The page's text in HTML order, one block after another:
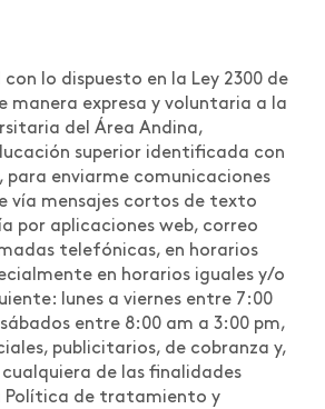
lo dispuesto en la Ley 2300 de
manera expresa y voluntaria a la
del Área Andina,
superior identificada con
para enviarme comunicaciones
vía mensajes cortos de texto
por aplicaciones web, correo
telefónicas, en horarios
en horarios iguales y/o
lunes a viernes entre 7:00
entre 8:00 am a 3:00 pm,
publicitarios, de cobranza y,
de las finalidades
Política de tratamiento y